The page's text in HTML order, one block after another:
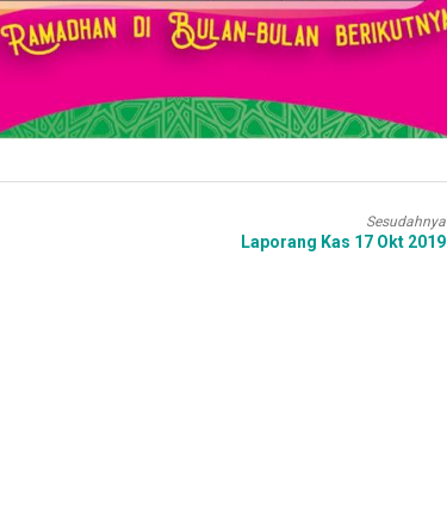
Sesudahnya
Laporang Kas 17 Okt 2019